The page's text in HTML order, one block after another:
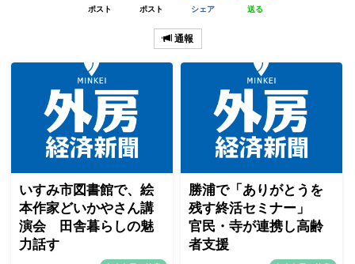
ポスト ポスト シェア 送る
通報
いすみ市図書館で、絵
本作家どいかやさん講
演会 田舎暮らしの魅
力話す
勝浦で「ありがとうを
残す終活セミナー」
官民・寺が連携し高齢
者支援